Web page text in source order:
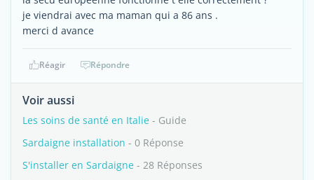
je viendrai avec ma maman qui a 86 ans .
merci d avance
Réagir Répondre
Voir aussi
Les soins de santé en Italie - Guide
Sardaigne installation - 0 Réponse
S'installer en Sardaigne - 28 Réponses